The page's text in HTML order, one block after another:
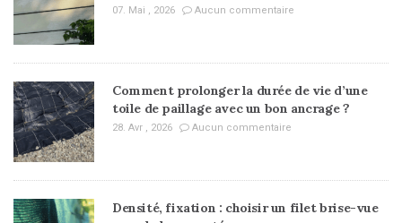
07. Mai , 2026 Aucun commentaire
Comment prolonger la durée de vie d’une
toile de paillage avec un bon ancrage ?
28. Avr , 2026 Aucun commentaire
Densité, fixation : choisir un filet brise-vue